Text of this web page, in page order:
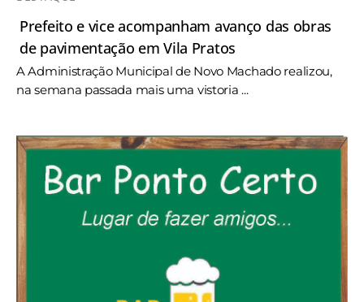
Prefeito e vice acompanham avanço das obras
de pavimentação em Vila Pratos
A Administração Municipal de Novo Machado realizou,
na semana passada mais uma vistoria ...